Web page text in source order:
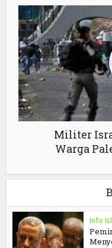
Militer
Warga
Info